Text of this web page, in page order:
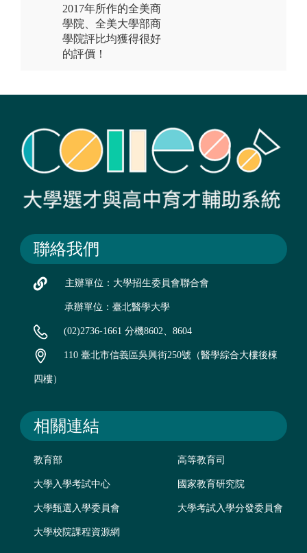
2017年所作的全美商
學院、全美大學部商
學院評比均獲得很好
的評價！
聯絡我們
主辦單位：大學招生委員會聯合會
承辦單位：臺北醫學大學
(02)2736-1661 分機8602、8604
110 臺北市信義區吳興街250號（醫學綜合大樓後棟
四樓）
相關連結
教育部 高等教育司
大學入學考試中心 國家教育研究院
大學甄選入學委員會 大學考試入學分發委員會
大學校院課程資源網